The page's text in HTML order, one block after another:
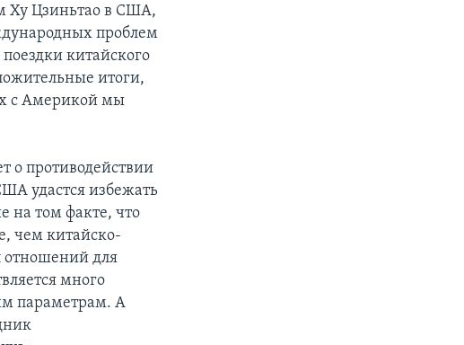
Ху Цзиньтао в США,
проблем
китайского
итоги,
с Америкой мы
о противодействии
удастся избежать
на том факте, что
чем китайско-
отношений для
много
параметрам. А